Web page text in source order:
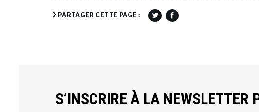
PARTAGER CETTE PAGE :
S’INSCRIRE À LA NEWSLETTER